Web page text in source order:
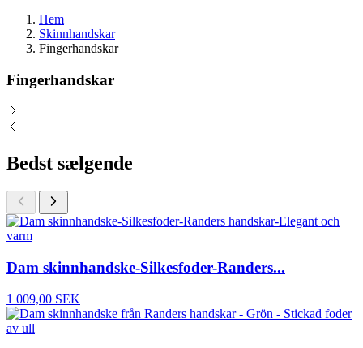
Hem
Skinnhandskar
Fingerhandskar
Fingerhandskar
Bedst sælgende
Dam skinnhandske-Silkesfoder-Randers...
1 009,00 SEK